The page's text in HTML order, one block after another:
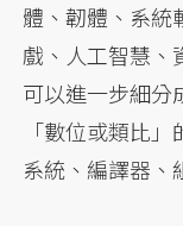
體、韌體、系統
戲、人工智慧、
可以進一步細分
「數位或類比
系統、編譯器、